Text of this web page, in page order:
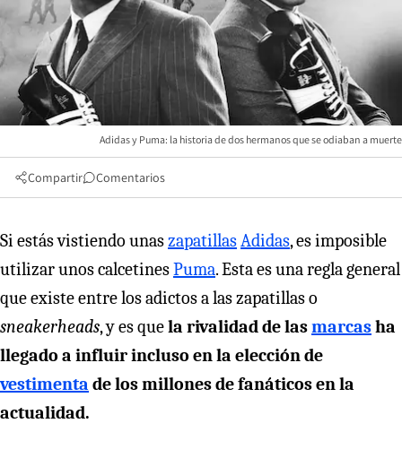
Adidas y Puma: la historia de dos hermanos que se odiaban a muerte
Compartir Comentarios
Si estás vistiendo unaszapatillasAdidas, es imposible
utilizar unos calcetinesPuma. Esta es una regla general
que existe entre los adictos a las zapatillas o
sneakerheads, y es quela rivalidad de lasmarcasha
llegado a influir incluso en la elección de
vestimenta de los millones de fanáticos en la
actualidad.